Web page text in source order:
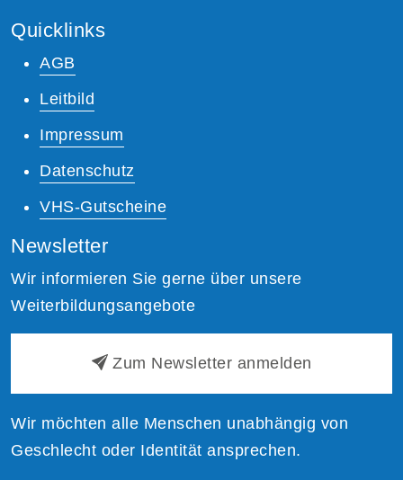
Quicklinks
AGB
Leitbild
Impressum
Datenschutz
VHS-Gutscheine
Newsletter
Wir informieren Sie gerne über unsere
Weiterbildungsangebote
Zum Newsletter anmelden
Wir möchten alle Menschen unabhängig von
Geschlecht oder Identität ansprechen.